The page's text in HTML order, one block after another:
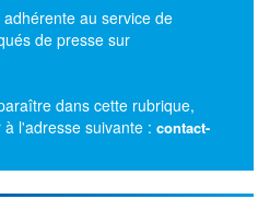
au service de
de presse sur
dans cette rubrique,
l'adresse suivante : contact-